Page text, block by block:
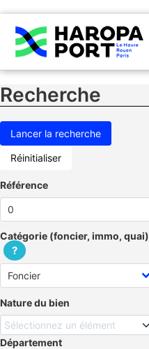
Recherche
Réinitialiser
Référence
Catégorie (foncier, immo, quai)
?
Nature du bien
Sélectionnez un élément
Département